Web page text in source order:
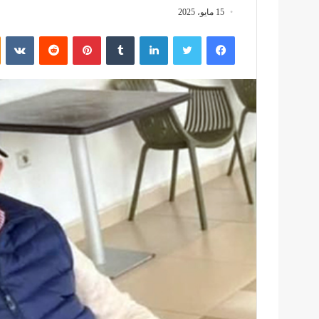
15 مايو، 2025
فيسبوك تويتر لينكدإن بينتيريست